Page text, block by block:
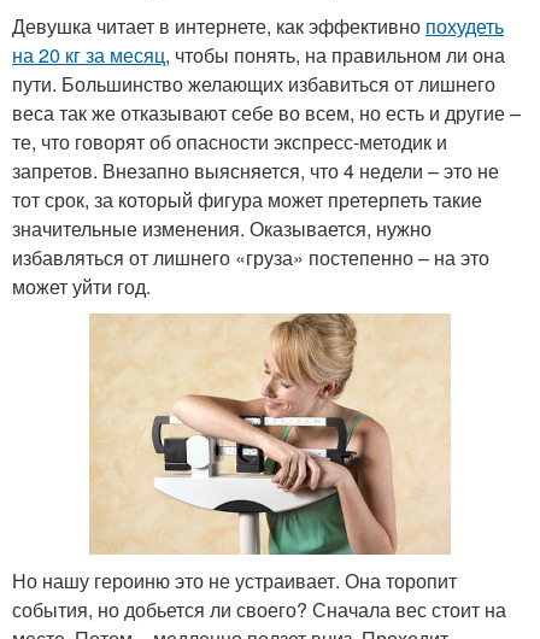
Девушка читает в интернете, как эффективно похудеть
на 20 кг за месяц, чтобы понять, на правильном ли она
пути. Большинство желающих избавиться от лишнего
веса так же отказывают себе во всем, но есть и другие –
те, что говорят об опасности экспресс-методик и
запретов. Внезапно выясняется, что 4 недели – это не
тот срок, за который фигура может претерпеть такие
значительные изменения. Оказывается, нужно
избавляться от лишнего «груза» постепенно – на это
может уйти год.
Но нашу героиню это не устраивает. Она торопит
события, но добьется ли своего? Сначала вес стоит на